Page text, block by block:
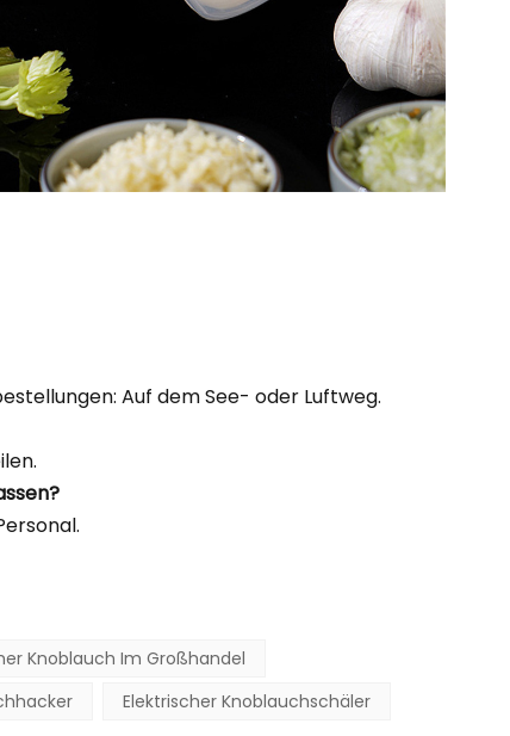
Auf dem See- oder Luftweg.
Knoblauch Im Großhandel
Elektrischer Knoblauchschäler